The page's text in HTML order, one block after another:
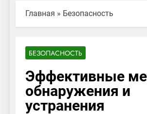
Главная » Безопасность
БЕЗОПАСНОСТЬ
Эффективные
обнаружения и
устранения